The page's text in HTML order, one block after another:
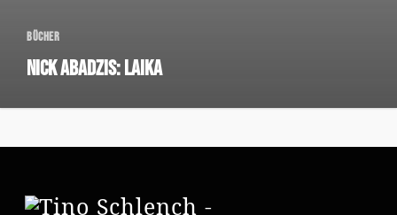
Bücher
Nick Abadzis: Laika